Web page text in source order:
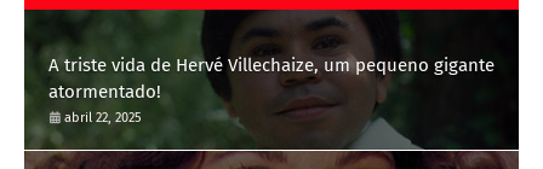
A triste vida de Hervé Villechaize, um pequeno gigante
atormentado!
abril 22, 2025